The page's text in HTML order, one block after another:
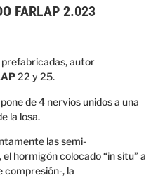
FARLAP 2.023
prefabricadas,autor
22 y 25.
de 4 nervios unidosa una
la losa.
lassemi-
el hormigóncolocado“in situ”a
compresión-, la